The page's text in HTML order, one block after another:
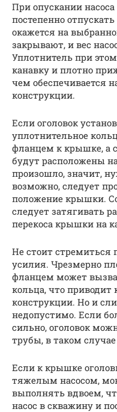
При опускании
постепенно
окажется на
закрывают, и вес
Уплотнитель при
канавку и плотно
чем обеспечивается
конструкции.
Если оголовок
уплотнительное
фланцем к крышке, а
будут расположены
произошло, значит,
возможно, следует
положение крышки.
следует затягивать
перекоса крышки на
Не стоит
усилия. Чрезмерно
фланцем может
кольца, что
конструкции. Но и
недопустимо. Если
сильно, оголовок
трубы, в таком
Если к крышке
тяжелым насосом,
выполнять вдвоем,
насос в скважину и